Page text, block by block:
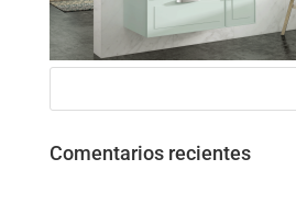
Comentarios recientes